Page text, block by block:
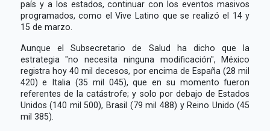
país y a los estados, continuar con los eventos masivos
programados, como el Vive Latino que se realizó el 14 y
15 de marzo.
Aunque el Subsecretario de Salud ha dicho que la
estrategia "no necesita ninguna modificación", México
registra hoy 40 mil decesos, por encima de España (28 mil
420) e Italia (35 mil 045), que en su momento fueron
referentes de la catástrofe; y solo por debajo de Estados
Unidos (140 mil 500), Brasil (79 mil 488) y Reino Unido (45
mil 385).